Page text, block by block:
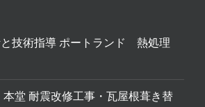
技術指導 ポートランド 熱処理
堂 耐震改修工事・瓦屋根葺き替